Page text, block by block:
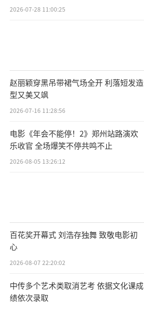
2026-07-28 11:00:25
赵丽颖穿黑吊带裙气场全开 利落短发造
型又美又飒
2026-07-16 11:28:56
电影《年会不能停！2》郑州站路演欢
乐收官 全场爆笑不停共鸣不止
2026-08-05 13:26:12
百花奖开幕式 刘浩存独舞 致敬电影初
心
2026-08-07 22:20:02
中传多个艺术类取消艺考 依据文化课成
绩依次录取